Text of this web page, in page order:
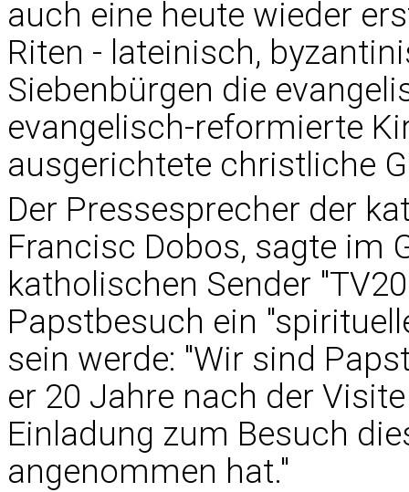
auch eine heute wieder
Riten - lateinisch,
Siebenbürgen die
evangelisch-reformierte
ausgerichtete christliche
Der Pressesprecher der
Francisc Dobos, sagte im
katholischen Sender
Papstbesuch ein
sein werde: "Wir sind
er 20 Jahre nach der
Einladung zum Besuch
angenommen hat."